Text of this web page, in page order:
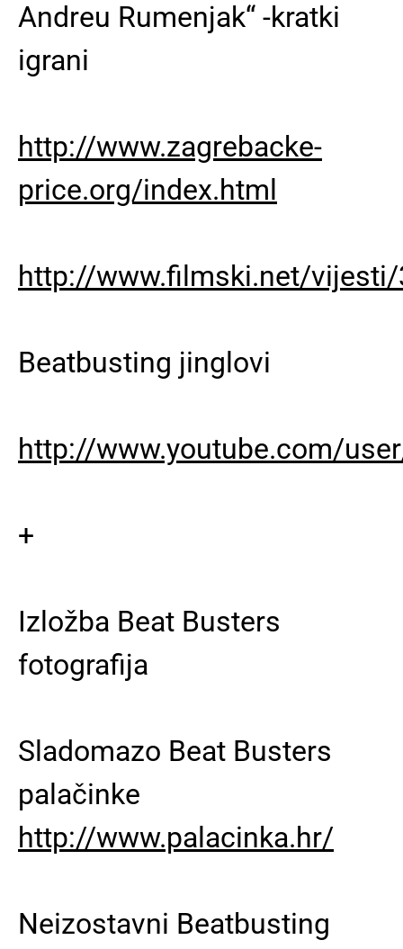
Andreu Rumenjak“ -kratki
igrani
http://www.zagrebacke-
price.org/index.html
http://www.filmski.net/vijesti/
Beatbusting jinglovi
http://www.youtube.com/
+
Izložba Beat Busters
fotografija
Sladomazo Beat Busters
palačinke
http://www.palacinka.hr/
Neizostavni Beatbusting